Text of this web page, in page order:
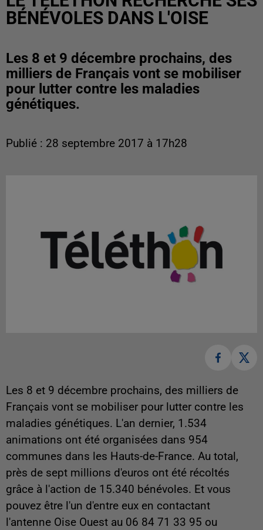
BÉNÉVOLES DANS L'OISE
Les 8 et 9 décembre prochains, des
milliers de Français vont se mobiliser
pour lutter contre les maladies
génétiques.
Publié : 28 septembre 2017 à 17h28
Les 8 et 9 décembre prochains, des milliers de
Français vont se mobiliser pour lutter contre les
maladies génétiques. L'an dernier, 1.534
animations ont été organisées dans 954
communes dans les Hauts-de-France. Au total,
près de sept millions d'euros ont été récoltés
grâce à l'action de 15.340 bénévoles. Et vous
pouvez être l'un d'entre eux en contactant
l'antenne Oise Ouest au 06 84 71 33 95 ou